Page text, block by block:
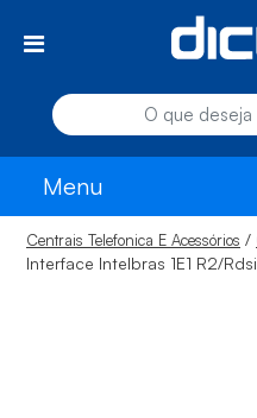
Menu
Centrais Telefonica E Acessórios /
Interface Intelbras 1E1 R2/